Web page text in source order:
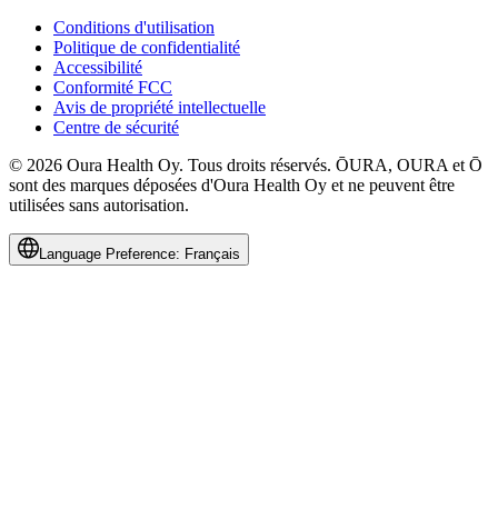
Conditions d'utilisation
Politique de confidentialité
Accessibilité
Conformité FCC
Avis de propriété intellectuelle
Centre de sécurité
© 2026 Oura Health Oy. Tous droits réservés. ŌURA, OURA et Ō
sont des marques déposées d'Oura Health Oy et ne peuvent être
utilisées sans autorisation.
Language Preference: Français